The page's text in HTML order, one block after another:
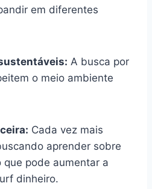
em diferentes
A busca por
o meio ambiente
Cada vez mais
aprender sobre
que pode aumentar a
dinheiro.